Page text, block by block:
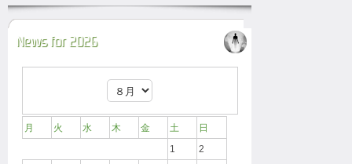
News for 2026
月 火 水 木 金 土
日
1
2